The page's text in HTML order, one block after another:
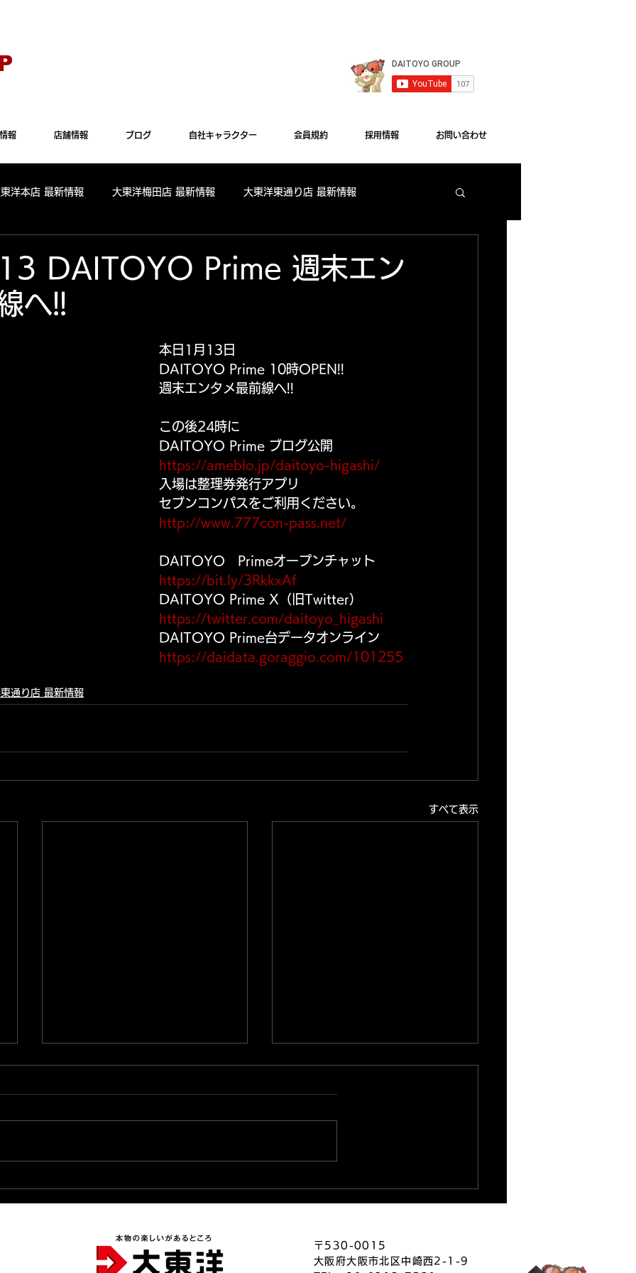
報 店舗情報 ブログ 自社キャラクター 会員規約 採用情報 お問い合わせ
洋本店 最新情報 大東洋梅田店 最新情報 大東洋東通り店 最新情報
パールサーティーン 出玉ランキング
パールサーティーン サービス
DAITOYO Prime 週末エン
へ!!
本日1月13日
DAITOYO Prime 10時OPEN!!
週末エンタメ最前線へ!!
この後24時に
DAITOYO Prime ブログ公開
https://ameblo.jp/daitoyo-higashi/
入場は整理券発行アプリ
セブンコンパスをご利用ください。
http://www.777con-pass.net/
DAITOYO　Primeオープンチャット
https://bit.ly/3RkkxAf
DAITOYO Prime X（旧Twitter）
https://twitter.com/daitoyo_higashi
DAITOYO Prime台データオンライン
https://daidata.goraggio.com/101255
通り店 最新情報
すべて表示
2026.8.8★緊急店長ブログ
2026.8.7★店長ブログ更新
〒530-0015
大阪府大阪市北区中崎西2-1-9